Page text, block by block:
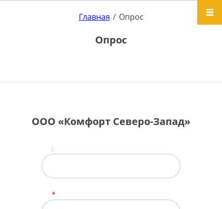
Главная / Опрос
Опрос
ООО «Комфорт Северо-Запад»
:
*